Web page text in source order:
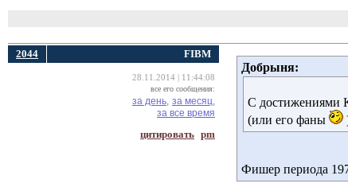
2044 FIBM
28.11.2014 | 11:44:08
все его сообщения:
за день, за месяц,
за все время
цитировать pm
Добрыня:
С достижениями
(или его фаны
Фишер периода